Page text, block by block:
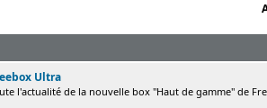
Ultra
l'actualité de la nouvelle box "Haut de gamme" de